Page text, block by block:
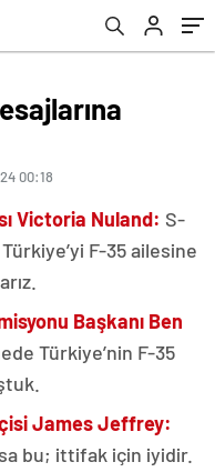
00:18
Victoria Nuland: S-
F-35 ailesine
Başkanı Ben
Türkiye’nin F-35
James Jeffrey:
bu; ittifak için iyidir.